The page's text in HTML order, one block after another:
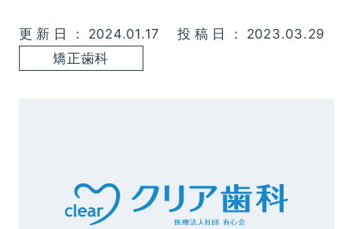
更新日：2024.01.17
投稿日：2023.03.29
矯正歯科